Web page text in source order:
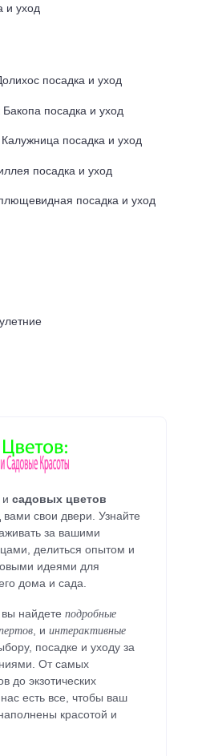
и уход
посадка и уход
Бакопа посадка и уход
Калужница посадка и уход
посадка и уход
посадка и уход
и садовых цветов
вами свои двери. Узнайте
за вашими
делиться опытом и
идеями для
дома и сада.
найдете подробные
, и интерактивные
посадке и уходу за
От самых
до экзотических
есть все, чтобы ваш
красотой и